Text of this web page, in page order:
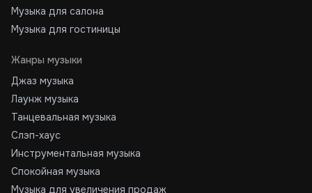
Музыка для салона
Музыка для гостиницы
Жанры музыки
Джаз музыка
Лаунж музыка
Танцевальная музыка
Слэп-хаус
Инструментальная музыка
Спокойная музыка
Музыка для увеличения продаж